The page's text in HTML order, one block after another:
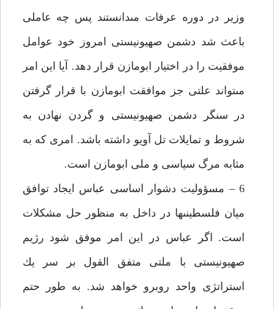
وزير در دوره عرفات مى‏دانستند پس چه عاملى
باعث شد دشمن صهيونيستى امروز خود عوامل
موفقيت را در اختيار ابومازن قرار دهد. آيا اين امر
مى‏تواند علتى جز موافقت ابومازن با قرار گرفتن
در سنگر دشمن صهيونيستى و گردن نهادن به
شروط و تمايلات تل آويو داشته باشد. امرى كه به
مثابه مرگ سياسى و ملى ابومازن است.
6 – مسؤوليت دشوار اساسى عباس ايجاد توافق
ميان فلسطينى‏ها در داخل به منظور حل مشكلات
است. اگر عباس در اين امر موفق شود رژيم
صهيونيستى با ملتى متفق القول بر سر يك
استراتژى واحد روبرو خواهد شد. به طور حتم